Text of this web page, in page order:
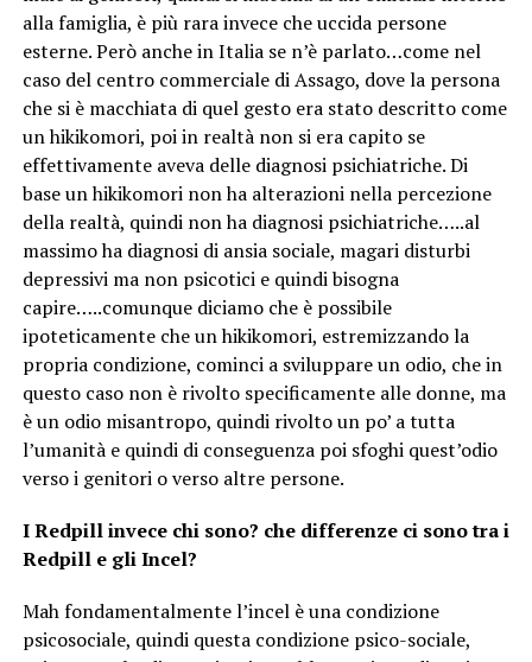
alla famiglia, è più rara invece che uccida persone
esterne. Però anche in Italia se n’è parlato…come nel
caso del centro commerciale di Assago, dove la persona
che si è macchiata di quel gesto era stato descritto come
un hikikomori, poi in realtà non si era capito se
effettivamente aveva delle diagnosi psichiatriche. Di
base un hikikomori non ha alterazioni nella percezione
della realtà, quindi non ha diagnosi psichiatriche…..al
massimo ha diagnosi di ansia sociale, magari disturbi
depressivi ma non psicotici e quindi bisogna
capire…..comunque diciamo che è possibile
ipoteticamente che un hikikomori, estremizzando la
propria condizione, cominci a sviluppare un odio, che in
questo caso non è rivolto specificamente alle donne, ma
è un odio misantropo, quindi rivolto un po’ a tutta
l’umanità e quindi di conseguenza poi sfoghi quest’odio
verso i genitori o verso altre persone.
I Redpill invece chi sono? che differenze ci sono tra i
Redpill e gli Incel?
Mah fondamentalmente l’incel è una condizione
psicosociale, quindi questa condizione psico-sociale,